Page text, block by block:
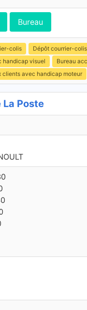
Bureau
colis Dépôt courrier-colis
handicap visuel
Bureau
clients avec handicap moteur
La Poste